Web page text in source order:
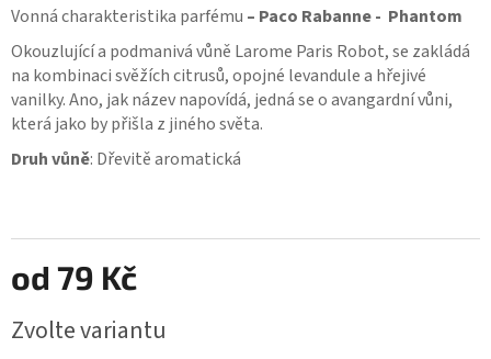
od 79 Kč
Zvolte variantu
Vonná charakteristika parfému – Paco Rabanne - Phantom
Okouzlující a podmanivá vůně Larome Paris Robot, se zakládá
na kombinaci svěžích citrusů, opojné levandule a hřejivé
vanilky. Ano, jak název napovídá, jedná se o avangardní vůni,
která jako by přišla z jiného světa.
Druh vůně: Dřevitě aromatická